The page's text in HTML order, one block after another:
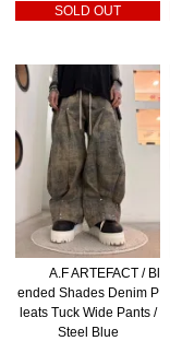
SOLD OUT
A.F ARTEFACT / Bl
ended Shades Denim P
leats Tuck Wide Pants /
Steel Blue